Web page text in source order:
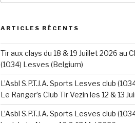
ARTICLES RÉCENTS
Tir aux clays du 18 & 19 Juillet 2026 au
(1034) Lesves (Belgium)
L’Asbl S.P.T.J.A. Sports Lesves club
Le Ranger’s Club Tir Vezin les 12 & 13
L’Asbl S.P.T.J.A. Sports Lesves club